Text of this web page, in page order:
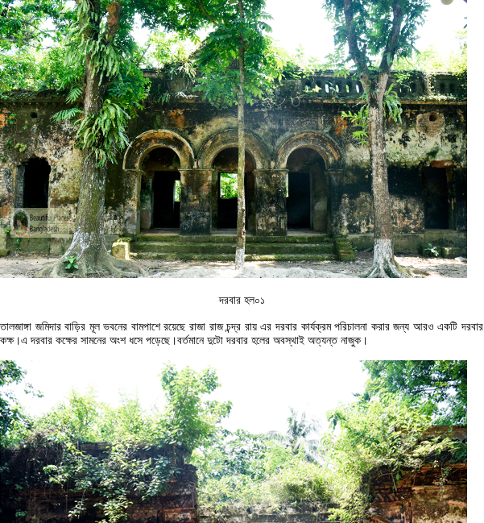
দরবার হল০১
তালজাঙ্গা জমিদার বাড়ির মূল ভবনের বামপাশে রয়েছে রাজা রাজ চন্দ্র রায় এর দরবার কার্যক্রম পরিচালনা করার জন্য আরও একটি দরবার
কক্ষ।এ দরবার কক্ষের সামনের অংশ ধসে পড়েছে।বর্তমানে দুটো দরবার হলের অবস্থাই অত্যন্ত নাজুক।